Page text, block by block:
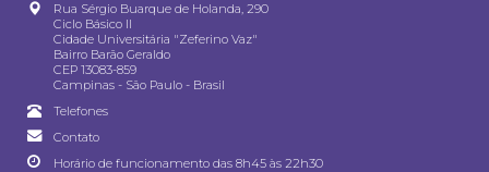
Rua Sérgio Buarque de Holanda, 290
Ciclo Básico II
Cidade Universitária "Zeferino Vaz"
Bairro Barão Geraldo
CEP 13083-859
Campinas - São Paulo - Brasil
Telefones
Contato
Horário de funcionamento das 8h45 às 22h30